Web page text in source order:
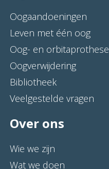
Oogaandoeningen
Leven met één oog
Oog- en orbitaprothese
Oogverwijdering
Bibliotheek
Veelgestelde vragen
Over ons
Wie we zijn
Wat we doen